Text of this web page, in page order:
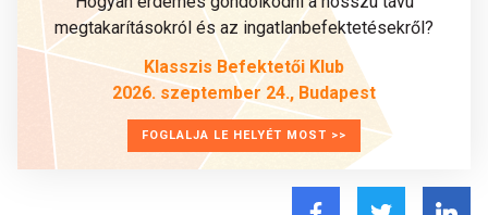
megtakarításokról és az ingatlanbefektetésekről?
Klasszis Befektetői Klub
2026. szeptember 24., Budapest
FOGLALJA LE HELYÉT MOST >>